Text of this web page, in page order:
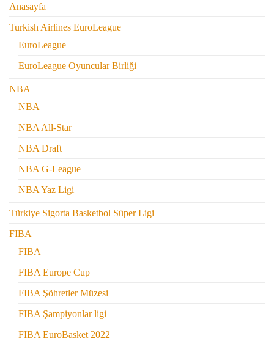
Anasayfa
Turkish Airlines EuroLeague
EuroLeague
EuroLeague Oyuncular Birliği
NBA
NBA
NBA All-Star
NBA Draft
NBA G-League
NBA Yaz Ligi
Türkiye Sigorta Basketbol Süper Ligi
FIBA
FIBA
FIBA Europe Cup
FIBA Şöhretler Müzesi
FIBA Şampiyonlar ligi
FIBA EuroBasket 2022